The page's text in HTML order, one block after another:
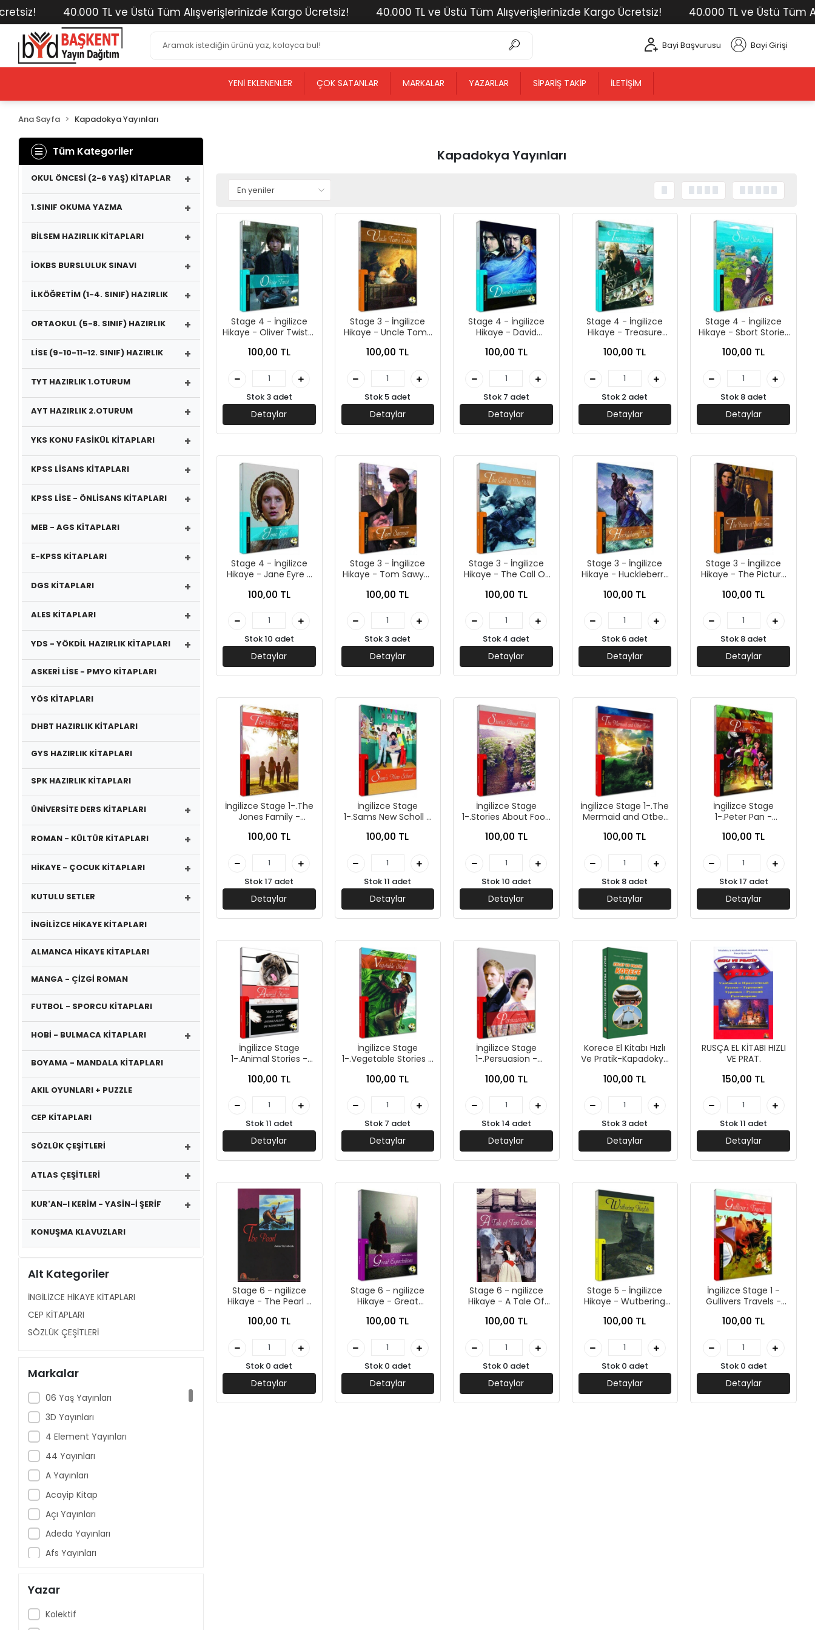
40.000 TL ve Üstü Tüm Alışverişlerinizde Kargo Ücretsiz! 40.000 TL ve Üstü Tüm Alışverişlerinizde Kargo Ücretsiz! 40.000 TL ve Üstü Tüm
Bayi Başvurusu Bayi Girişi
YENI EKLENENLER ÇOK SATANLAR MARKALAR YAZARLAR SIPARIŞ TAKIP İLETIŞIM
Ana Sayfa Kapadokya Yayınları
Tüm Kategoriler
OKUL ÖNCESİ (2-6 YAŞ) KİTAPLAR +
1.SINIF OKUMA YAZMA +
BİLSEM HAZIRLIK KİTAPLARI +
İOKBS BURSLULUK SINAVI +
İLKÖĞRETİM (1-4. SINIF) HAZIRLIK +
ORTAOKUL (5-8. SINIF) HAZIRLIK +
LİSE (9-10-11-12. SINIF) HAZIRLIK +
TYT HAZIRLIK 1.OTURUM +
AYT HAZIRLIK 2.OTURUM +
YKS KONU FASİKÜL KİTAPLARI +
KPSS LİSANS KİTAPLARI +
KPSS LİSE - ÖNLİSANS KİTAPLARI +
MEB - AGS KİTAPLARI +
E-KPSS KİTAPLARI +
DGS KİTAPLARI +
ALES KİTAPLARI +
YDS - YÖKDİL HAZIRLIK KİTAPLARI +
ASKERİ LİSE - PMYO KİTAPLARI
YÖS KİTAPLARI
DHBT HAZIRLIK KİTAPLARI
GYS HAZIRLIK KİTAPLARI
SPK HAZIRLIK KİTAPLARI
ÜNİVERSİTE DERS KİTAPLARI +
ROMAN - KÜLTÜR KİTAPLARI +
HİKAYE - ÇOCUK KİTAPLARI +
KUTULU SETLER +
İNGİLİZCE HİKAYE KİTAPLARI
ALMANCA HİKAYE KİTAPLARI
MANGA - ÇİZGİ ROMAN
FUTBOL - SPORCU KİTAPLARI
HOBİ - BULMACA KİTAPLARI +
BOYAMA - MANDALA KİTAPLARI
AKIL OYUNLARI + PUZZLE
CEP KİTAPLARI
SÖZLÜK ÇEŞİTLERİ +
ATLAS ÇEŞİTLERİ +
KUR'AN-I KERİM - YASİN-İ ŞERİF +
KONUŞMA KLAVUZLARI
Alt Kategoriler
İNGİLİZCE HİKAYE KİTAPLARI
CEP KİTAPLARI
SÖZLÜK ÇEŞİTLERİ
Markalar
06 Yaş Yayınları
3D Yayınları
4 Element Yayınları
44 Yayınları
A Yayınları
Acayip Kitap
Açı Yayınları
Adeda Yayınları
Afs Yayınları
Aile Yayınları
Akçağ Yayınları
Yazar
Kolektif
Kapadokya Yayınları
Stage 4 - İngilizce
Hikaye - Oliver Twist -
100,00 TL
Stok 3 adet
Detaylar
Stage 3 - İngilizce
Hikaye - Uncle Toms
Yayınları
100,00 TL
Stok 5 adet
Detaylar
Stage 4 - İngilizce
Hikaye - David
Kapadokya Yayınları
100,00 TL
Stok 7 adet
Detaylar
Stage 4 - İngilizce
Hikaye - Treasure
Yayınları
100,00 TL
Stok 2 adet
Detaylar
Stage 4 - İngilizce
Hikaye - Sbort Stories
100,00 TL
Stok 8 adet
Detaylar
Stage 4 - İngilizce
Hikaye - Jane Eyre -
100,00 TL
Stok 10 adet
Detaylar
Stage 3 - İngilizce
Hikaye - Tom Sawyer
100,00 TL
Stok 3 adet
Detaylar
Stage 3 - İngilizce
Hikaye - The Call Of
Yayınları
100,00 TL
Stok 4 adet
Detaylar
Stage 3 - İngilizce
Hikaye - Huckleberry
Yayınları
100,00 TL
Stok 6 adet
Detaylar
Stage 3 - İngilizce
Hikaye - The Picture
Kapadokya Yayınları
100,00 TL
Stok 8 adet
Detaylar
İngilizce Stage 1-.The
Jones Family -
100,00 TL
Stok 17 adet
Detaylar
İngilizce Stage
1-.Sams New Scholl -
100,00 TL
Stok 11 adet
Detaylar
İngilizce Stage
1-.Stories About Food
100,00 TL
Stok 10 adet
Detaylar
İngilizce Stage 1-.The
Mermaid and Otber
Yayınları
100,00 TL
Stok 8 adet
Detaylar
İngilizce Stage
1-.Peter Pan -
100,00 TL
Stok 17 adet
Detaylar
İngilizce Stage
1-.Animal Stories -
100,00 TL
Stok 11 adet
Detaylar
İngilizce Stage
1-.Vegetable Stories -
100,00 TL
Stok 7 adet
Detaylar
İngilizce Stage
1-.Persuasion -
100,00 TL
Stok 14 adet
Detaylar
Korece El Kitabı Hızlı
Ve Pratik-Kapadokya
100,00 TL
Stok 3 adet
Detaylar
RUSÇA EL KİTABI HIZLI
VE PRAT.
150,00 TL
Stok 11 adet
Detaylar
Stage 6 - ngilizce
Hikaye - The Pearl -
100,00 TL
Stok 0 adet
Detaylar
Stage 6 - ngilizce
Hikaye - Great
Kapadokya Yayınları
100,00 TL
Stok 0 adet
Detaylar
Stage 6 - ngilizce
Hikaye - A Tale Of
Kapadokya Yayınları
100,00 TL
Stok 0 adet
Detaylar
Stage 5 - İngilizce
Hikaye - Wutbering
Yayınları
100,00 TL
Stok 0 adet
Detaylar
İngilizce Stage 1 -
Gullivers Travels -
100,00 TL
Stok 0 adet
Detaylar